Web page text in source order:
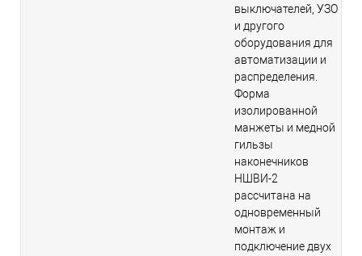
выключателей, УЗО
и другого
оборудования для
автоматизации и
распределения.
Форма
изолированной
манжеты и медной
гильзы
наконечников
НШВИ-2
рассчитана на
одновременный
монтаж и
подключение двух